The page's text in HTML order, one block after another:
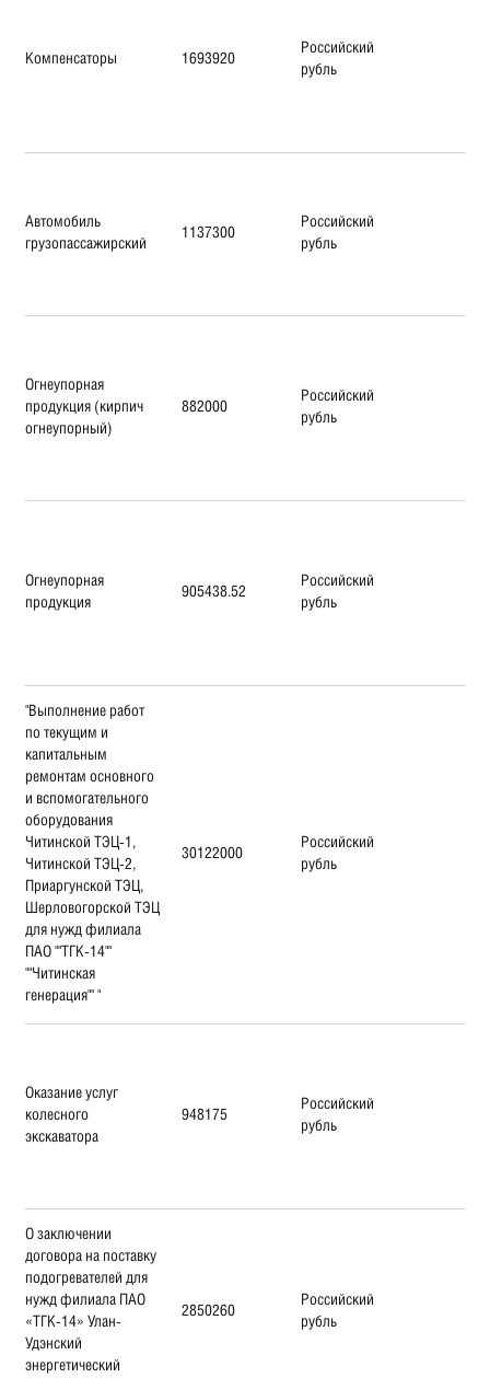
Компенсаторы 1693920
Российский
рубль
Автомобиль
грузопассажирский
1137300
Российский
рубль
Огнеупорная
продукция (кирпич
огнеупорный)
882000
Российский
рубль
Огнеупорная
продукция
905438.52
Российский
рубль
"Выполнение работ
по текущим и
капитальным
ремонтам основного
и вспомогательного
оборудования
Читинской ТЭЦ-1,
Читинской ТЭЦ-2,
Приаргунской ТЭЦ,
Шерловогорской ТЭЦ
для нужд филиала
ПАО ""ТГК-14""
""Читинская
генерация"" "
30122000
Российский
рубль
Оказание услуг
колесного
экскаватора
948175
Российский
рубль
О заключении
договора на поставку
подогревателей для
нужд филиала ПАО
«ТГК-14» Улан-
Удэнский
энергетический
2850260
Российский
рубль